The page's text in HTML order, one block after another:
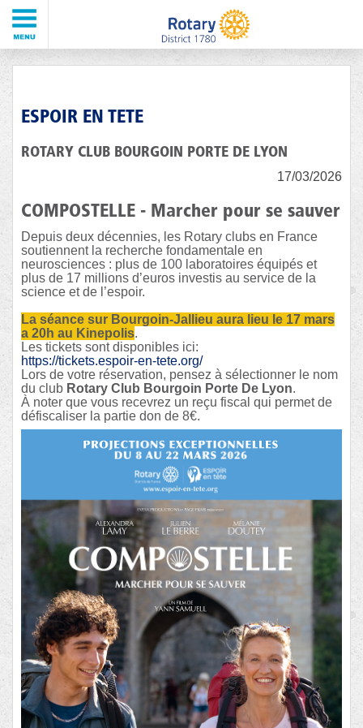
ESPOIR EN TETE
ROTARY CLUB BOURGOIN PORTE DE LYON
17/03/2026
COMPOSTELLE - Marcher pour se sauver
Depuis deux décennies, les Rotary clubs en France
soutiennent la recherche fondamentale en
neurosciences : plus de 100 laboratoires équipés et
plus de 17 millions d’euros investis au service de la
science et de l’espoir.
La séance sur Bourgoin-Jallieu aura lieu le 17 mars
a 20h au Kinepolis.
Les tickets sont disponibles ici:
https://tickets.espoir-en-tete.org/
Lors de votre réservation, pensez à sélectionner le nom
du club Rotary Club Bourgoin Porte De Lyon.
À noter que vous recevrez un reçu fiscal qui permet de
défiscaliser la partie don de 8€.